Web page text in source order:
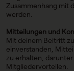
Zusammenhang mit
werden.
Mitteilungen und
Mit deinem Beitritt
einverstanden,
zu erhalten,
Mitgliedervorteilen.